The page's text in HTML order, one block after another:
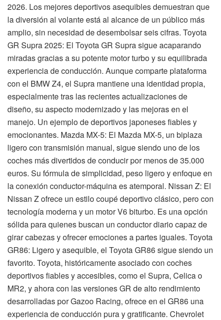
2026. Los mejores deportivos asequibles demuestran que
la diversión al volante está al alcance de un público más
amplio, sin necesidad de desembolsar seis cifras. Toyota
GR Supra 2025: El Toyota GR Supra sigue acaparando
miradas gracias a su potente motor turbo y su equilibrada
experiencia de conducción. Aunque comparte plataforma
con el BMW Z4, el Supra mantiene una identidad propia,
especialmente tras las recientes actualizaciones de
diseño, su aspecto modernizado y las mejoras en el
manejo. Un ejemplo de deportivos japoneses fiables y
emocionantes. Mazda MX-5: El Mazda MX-5, un biplaza
ligero con transmisión manual, sigue siendo uno de los
coches más divertidos de conducir por menos de 35.000
euros. Su fórmula de simplicidad, peso ligero y enfoque en
la conexión conductor-máquina es atemporal. Nissan Z: El
Nissan Z ofrece un estilo coupé deportivo clásico, pero con
tecnología moderna y un motor V6 biturbo. Es una opción
sólida para quienes buscan un conductor diario capaz de
girar cabezas y ofrecer emociones a partes iguales. Toyota
GR86: Ligero y asequible, el Toyota GR86 sigue siendo un
favorito. Toyota, históricamente asociado con coches
deportivos fiables y accesibles, como el Supra, Celica o
MR2, y ahora con las versiones GR de alto rendimiento
desarrolladas por Gazoo Racing, ofrece en el GR86 una
experiencia de conducción pura y gratificante. Chevrolet